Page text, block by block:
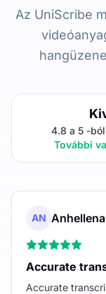
Az UniScribe
4.8 a 5 -
További
AN Anhellena
Accurate
Accurate